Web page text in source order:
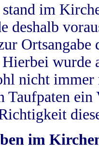
im
deshalb
wurde
nicht
Taufpaten
im